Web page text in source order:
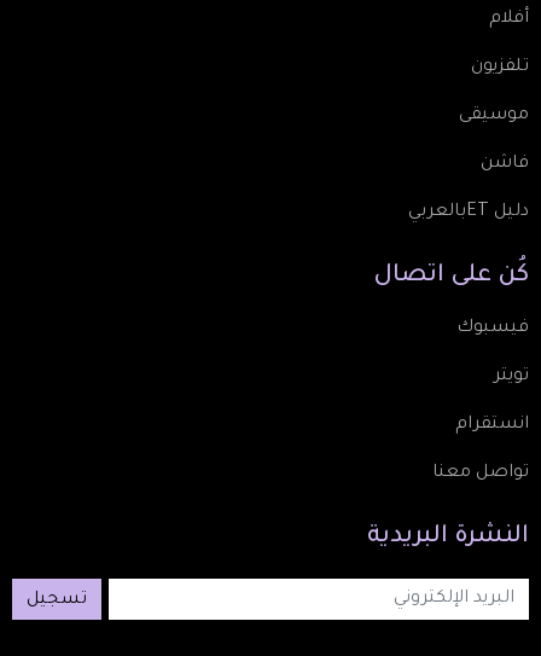
أفلام
تلفزيون
موسيقى
فاشن
دليل ETبالعربي
كُن على اتصال
فيسبوك
تويتر
انستقرام
تواصل معنا
النشرة البريدية
تسجيل